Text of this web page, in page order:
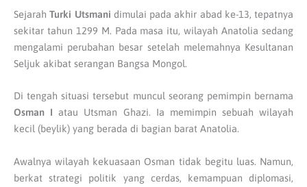
SejarahTurki Utsmani dimulai pada akhir abad ke-13, tepatnya
sekitar tahun 1299 M. Pada masa itu, wilayah Anatolia sedang
mengalami perubahan besar setelah melemahnya Kesultanan
Seljuk akibat serangan Bangsa Mongol.
Di tengah situasi tersebut muncul seorang pemimpin bernama
Osman I atau Utsman Ghazi. Ia memimpin sebuah wilayah
kecil (beylik) yang berada di bagian barat Anatolia.
Awalnya wilayah kekuasaan Osman tidak begitu luas. Namun,
berkat strategi politik yang cerdas, kemampuan diplomasi,